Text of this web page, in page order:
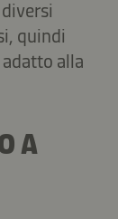
quindi
alla
A